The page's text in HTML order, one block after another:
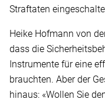
Straftaten
Heike Hofmann von
dass die
Instrumente für eine
brauchten. Aber der
hinaus: «Wollen Sie